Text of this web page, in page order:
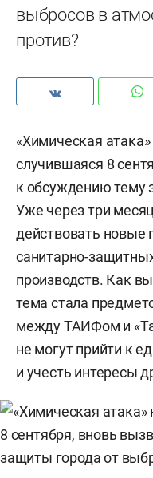
выбросов в
против?
«Химическая
случившаяся 8
к обсуждению тему
Уже через три
действовать новые
санитарно-
производств. Как
тема стала
между ТАИФом и
не могут прийти к
и учесть интересы